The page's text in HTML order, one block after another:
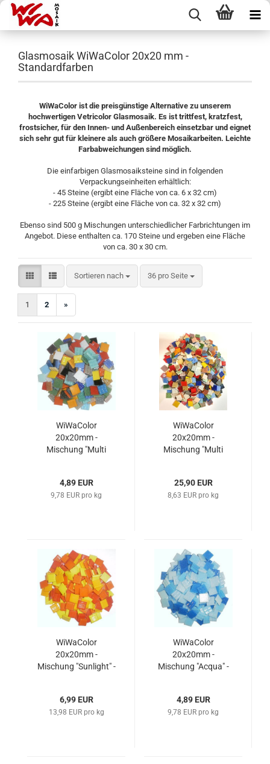
Glasmosaik WiWaColor 20x20 mm -
Standardfarben
WiWaColor ist die preisgünstige Alternative zu unserem
hochwertigen Vetricolor Glasmosaik. Es ist trittfest, kratzfest,
frostsicher, für den Innen- und Außenbereich einsetzbar und eignet
sich sehr gut für kleinere als auch größere Mosaikarbeiten. Leichte
Farbabweichungen sind möglich.
Die einfarbigen Glasmosaiksteine sind in folgenden
Verpackungseinheiten erhältlich:
- 45 Steine (ergibt eine Fläche von ca. 6 x 32 cm)
- 225 Steine (ergibt eine Fläche von ca. 32 x 32 cm)
Ebenso sind 500 g Mischungen unterschiedlicher Farbrichtungen im
Angebot. Diese enthalten ca. 170 Steine und ergeben eine Fläche
von ca. 30 x 30 cm.
Sortieren nach
Sortieren nach 36 pro Seite
pro Seite
1 2 »
WiWaColor
20x20mm -
Mischung "Multi
4,89 EUR
9,78 EUR pro kg
WiWaColor
20x20mm -
Mischung "Multi
25,90 EUR
8,63 EUR pro kg
WiWaColor
20x20mm -
Mischung "Sunlight" -
6,99 EUR
13,98 EUR pro kg
WiWaColor
20x20mm -
Mischung "Acqua" -
4,89 EUR
9,78 EUR pro kg